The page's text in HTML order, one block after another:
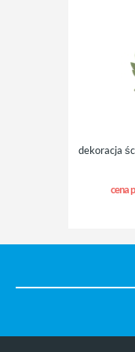
dekoracja
cena